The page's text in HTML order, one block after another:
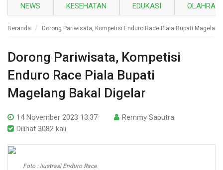
NEWS KESEHATAN EDUKASI
Beranda Dorong Pariwisata, Kompetisi Enduro Race Piala Bupati
Dorong Pariwisata, Kompetisi
Enduro Race Piala Bupati
Magelang Bakal Digelar
14 November 2023 13:37
Remmy Saputra
Dilihat 3082 kali
Foto : ilustrasi Enduro Race